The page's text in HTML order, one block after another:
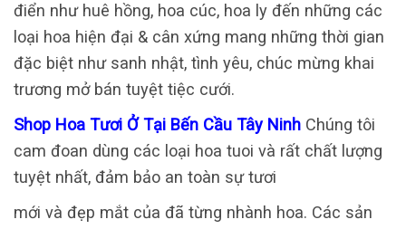
điển như huê hồng, hoa cúc, hoa ly đến những các
loại hoa hiện đại & cân xứng mang những thời gian
đặc biệt như sanh nhật, tình yêu, chúc mừng khai
trương mở bán tuyệt tiệc cưới.
Shop Hoa Tươi Ở Tại Bến Cầu Tây Ninh Chúng tôi
cam đoan dùng các loại hoa tuoi và rất chất lượng
tuyệt nhất, đảm bảo an toàn sự tươi
mới và đẹp mắt của đã từng nhành hoa. Các sản